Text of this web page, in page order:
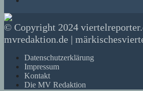
© Copyright 2024
mvredaktion.de |
Datenschutzerklärung
Impressum
Kontakt
Die MV Redaktion